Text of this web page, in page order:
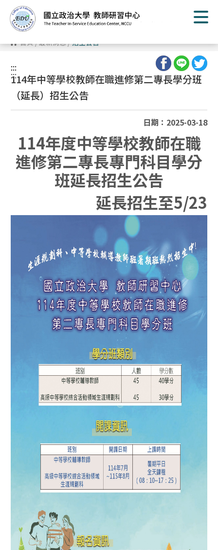
到
主
要
容 首頁/最新消息/招生公告
:::
:::
114年中等學校教師在職進修第二專長學分班
（延長）招生公告
日期：2025-03-18
114年度中等學校教師在職
進修第二專長專門科目學分
班延長招生公告
延長招生至5/23